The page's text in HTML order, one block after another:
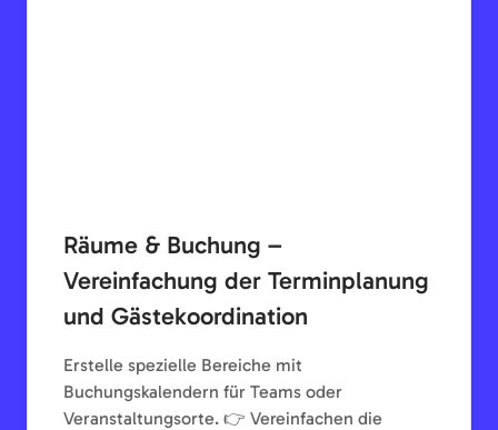
Räume & Buchung –
Vereinfachung der Terminplanung
und Gästekoordination
Erstelle spezielle Bereiche mit
Buchungskalendern für Teams oder
Veranstaltungsorte. 👉 Vereinfachen die